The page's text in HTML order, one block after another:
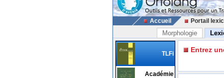
Accueil Portail
Morphologie
TLFi
Académie
Entrez